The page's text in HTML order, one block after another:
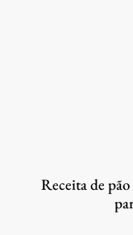
Receita de